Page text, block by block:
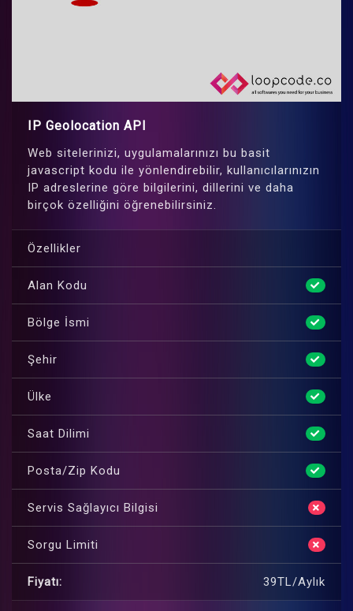
IP Geolocation API
Web sitelerinizi, uygulamalarınızı bu basit
javascript kodu ile yönlendirebilir, kullanıcılarınızın
IP adreslerine göre bilgilerini, dillerini ve daha
birçok özelliğini öğrenebilirsiniz.
Özellikler
Alan Kodu
Bölge İsmi
Şehir
Ülke
Saat Dilimi
Posta/Zip Kodu
Servis Sağlayıcı Bilgisi
Sorgu Limiti
Fiyatı: 39TL/Aylık